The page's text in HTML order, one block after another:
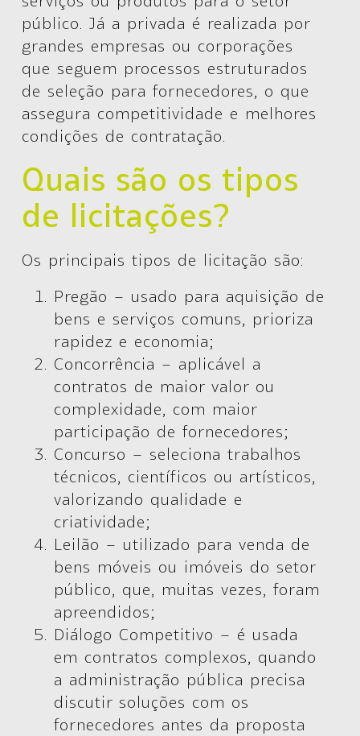
público. Já a privada é realizada por
grandes empresas ou corporações
que seguem processos estruturados
de seleção para fornecedores, o que
assegura competitividade e melhores
condições de contratação.
Quais são os tipos
de licitações?
Os principais tipos de licitação são:
Pregão – usado para aquisição de
bens e serviços comuns, prioriza
rapidez e economia;
Concorrência – aplicável a
contratos de maior valor ou
complexidade, com maior
participação de fornecedores;
Concurso – seleciona trabalhos
técnicos, científicos ou artísticos,
valorizando qualidade e
criatividade;
Leilão – utilizado para venda de
bens móveis ou imóveis do setor
público, que, muitas vezes, foram
apreendidos;
Diálogo Competitivo – é usada
em contratos complexos, quando
a administração pública precisa
discutir soluções com os
fornecedores antes da proposta